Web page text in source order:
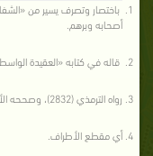
باختصار وتصرف يسير من
أصحابه وبرهم.
قاله في كتابه «العقيدة
رواه الترمذي (2832)، وصححه الألباني.
أي مقطع الأطراف.